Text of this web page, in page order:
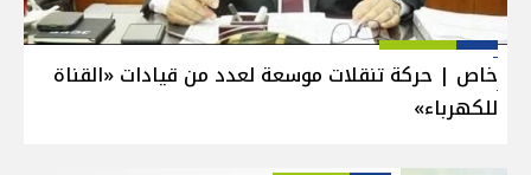
خاص | حركة تنقلات موسعة لعدد من قيادات «القناة
للكهرباء»